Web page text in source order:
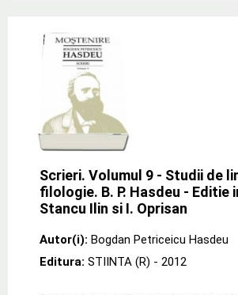
Scrieri. Volumul 9 - Studii de
filologie. B. P. Hasdeu - Editie
Stancu Ilin si I. Oprisan
Autor(i): Bogdan Petriceicu Hasdeu
Editura: STIINTA (R) - 2012